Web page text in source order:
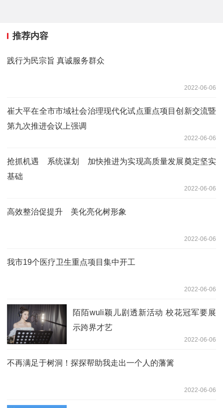
推荐内容
践行为民宗旨 真诚服务群众
2022-06-06
崔大平在全市市域社会治理现代化试点重点项目创新交流暨
第九次推进会议上强调
2022-06-06
抢抓机遇 系统谋划 加快推进为实现高质量发展奠定坚实
基础
2022-06-06
高效整治促提升 美化亮化树形象
2022-06-06
我市19个医疗卫生重点项目集中开工
2022-06-06
陌陌wuli颖儿剧透新活动 校花冠军要展
示跨界才艺
2022-06-06
不再满足于树洞！探探帮助我走出一个人的藩篱
2022-06-06